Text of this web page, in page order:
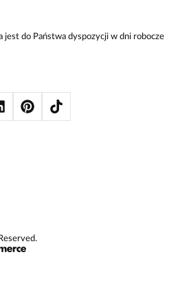
jest do Państwa dyspozycji w dni robocze